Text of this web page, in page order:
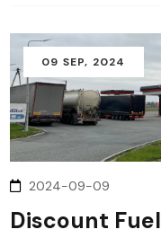
09 SEP, 2024
2024-09-09
Discount